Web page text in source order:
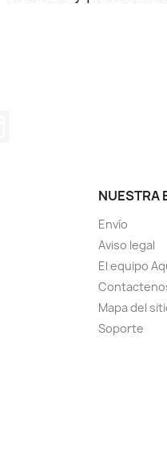
NUESTRA
Envío
Aviso legal
El equipo
Mapa del
Soporte